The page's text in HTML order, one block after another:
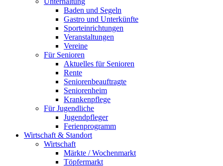
Baden und Segeln
Gastro und Unterkünfte
Sporteinrichtungen
Veranstaltungen
Vereine
Für Senioren
Aktuelles für Senioren
Rente
Seniorenbeauftragte
Seniorenheim
Krankenpflege
Für Jugendliche
Jugendpfleger
Ferienprogramm
Wirtschaft & Standort
Wirtschaft
Märkte / Wochenmarkt
Töpfermarkt